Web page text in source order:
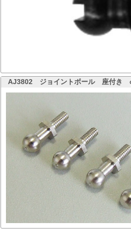
AJ3802 ジョイントボール 座付き